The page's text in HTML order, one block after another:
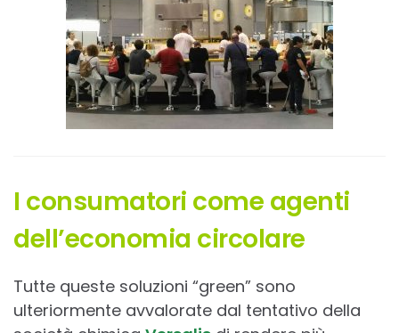
I consumatori come agenti
dell’economia circolare
Tutte queste soluzioni “green” sono
ulteriormente avvalorate dal tentativo della